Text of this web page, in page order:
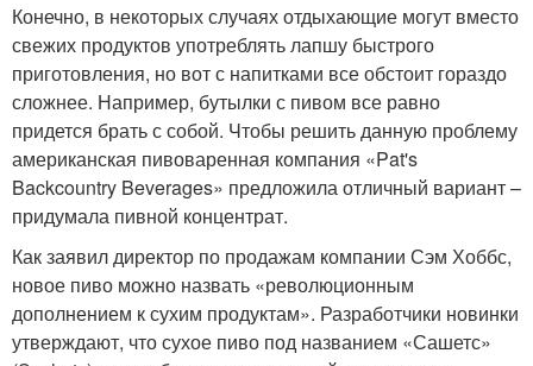
Конечно, в некоторых случаях отдыхающие могут вместо
свежих продуктов употреблять лапшу быстрого
приготовления, но вот с напитками все обстоит гораздо
сложнее. Например, бутылки с пивом все равно
придется брать с собой. Чтобы решить данную проблему
американская пивоваренная компания «Pat's
Backcountry Beverages» предложила отличный вариант –
придумала пивной концентрат.
Как заявил директор по продажам компании Сэм Хоббс,
новое пиво можно назвать «революционным
дополнением к сухим продуктам». Разработчики новинки
утверждают, что сухое пиво под названием «Сашетс»